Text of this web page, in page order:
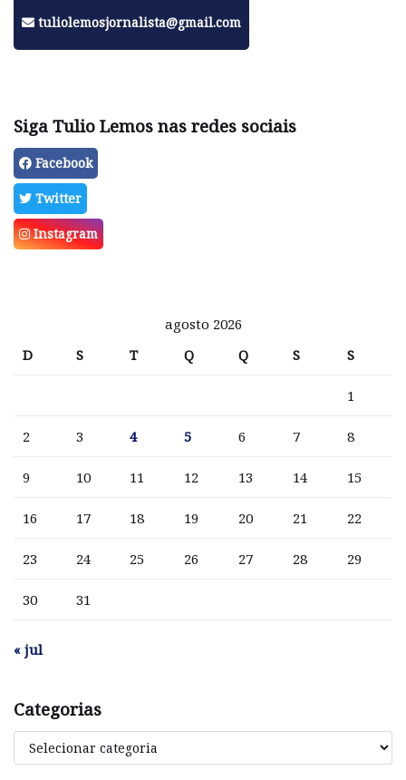
tuliolemosjornalista@gmail.com
Siga Tulio Lemos nas redes sociais
Facebook
Twitter
Instagram
agosto 2026
D
S T Q Q S S
1
2 3 4 5 6 7 8
9 10 11 12 13 14 15
16 17 18 19 20 21 22
23 24 25 26 27 28 29
30 31
« jul
Categorias